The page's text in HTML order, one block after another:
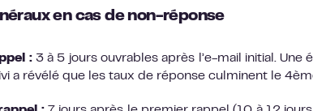
en cas de non-réponse
:3 à 5 jours ouvrables après l’e-mail initial.
a révélé que les taux de réponse culminent le